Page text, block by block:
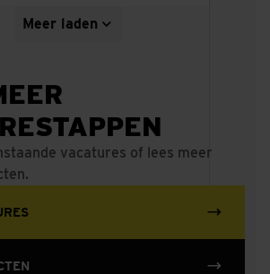
Meer laden
vacatures of lees meer